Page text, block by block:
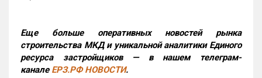
Еще больше оперативных новостей рынка
строительства МКД и уникальной аналитики Единого
ресурса застройщиков — в нашем телеграм-
канале ЕРЗ.РФ НОВОСТИ.